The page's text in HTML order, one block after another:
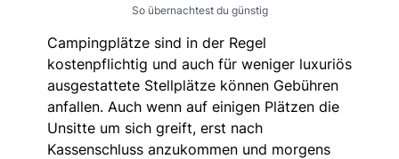
So übernachtest du günstig
Campingplätze sind in der Regel
kostenpflichtig und auch für weniger luxuriös
ausgestattete Stellplätze können Gebühren
anfallen. Auch wenn auf einigen Plätzen die
Unsitte um sich greift, erst nach
Kassenschluss anzukommen und morgens